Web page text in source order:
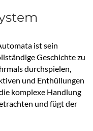
ist sein
Geschichte zu
durchspielen,
und Enthüllungen
komplexe Handlung
und fügt der